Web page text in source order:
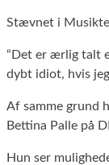
Stævnet i
“Det er ærlig talt
dybt idiot, hvis
Af samme grund
Bettina Palle på
Hun ser